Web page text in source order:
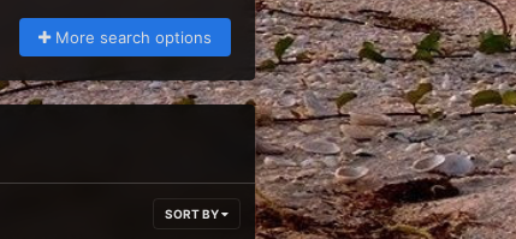
More search options
SORT BY